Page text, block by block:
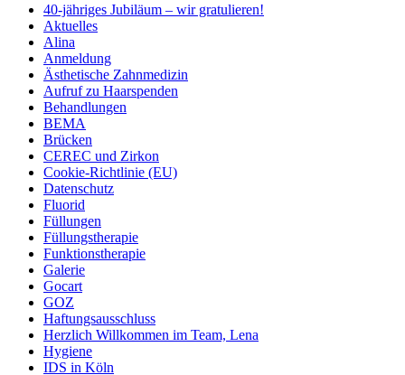
40-jähriges Jubiläum – wir gratulieren!
Aktuelles
Alina
Anmeldung
Ästhetische Zahnmedizin
Aufruf zu Haarspenden
Behandlungen
BEMA
Brücken
CEREC und Zirkon
Cookie-Richtlinie (EU)
Datenschutz
Fluorid
Füllungen
Füllungstherapie
Funktionstherapie
Galerie
Gocart
GOZ
Haftungsausschluss
Herzlich Willkommen im Team, Lena
Hygiene
IDS in Köln